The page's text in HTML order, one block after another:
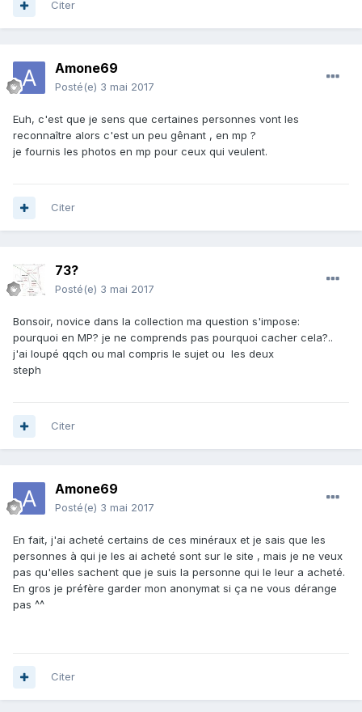
Citer
Amone69
Posté(e) 3 mai 2017
Euh, c'est que je sens que certaines personnes vont les
reconnaître alors c'est un peu gênant , en mp ?
je fournis les photos en mp pour ceux qui veulent.
Citer
73?
Posté(e) 3 mai 2017
Bonsoir, novice dans la collection ma question s'impose:
pourquoi en MP? je ne comprends pas pourquoi cacher cela?..
j'ai loupé qqch ou mal compris le sujet ou les deux
steph
Citer
Amone69
Posté(e) 3 mai 2017
En fait, j'ai acheté certains de ces minéraux et je sais que les
personnes à qui je les ai acheté sont sur le site , mais je ne veux
pas qu'elles sachent que je suis la personne qui le leur a acheté.
En gros je préfère garder mon anonymat si ça ne vous dérange
pas ^^
Citer